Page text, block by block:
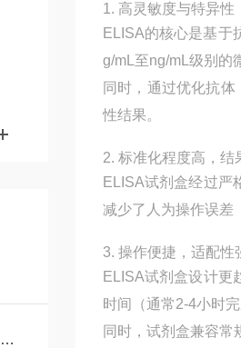
1. 高灵敏度与特异性
ELISA的核心是基于
g/mL至ng/mL级别的
同时，通过优化抗
性结果。
2. 标准化程度高，结
ELISA试剂盒经过严
减少了人为操作误差
3. 操作便捷，适配性
ELISA试剂盒设计更
时间（通常2-4小时完
同时，试剂盒兼容常